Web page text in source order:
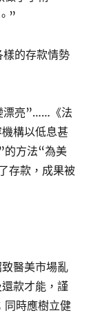
”
的存款情勢
漂亮”……《法
構以低息甚
的方法“為美
存款，成果被
醫美市場亂
款才能，謹
同時應樹立健